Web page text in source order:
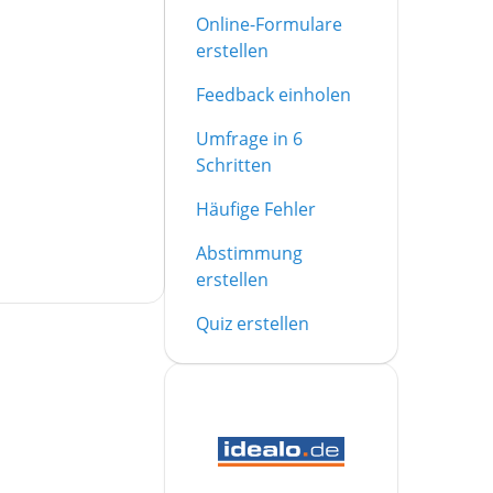
Online-Formulare
erstellen
Feedback einholen
Umfrage in 6
Schritten
Häufige Fehler
Abstimmung
erstellen
Quiz erstellen